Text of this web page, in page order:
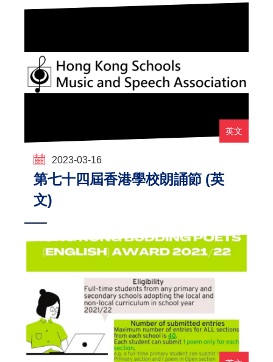
英文
2023-03-16
第七十四屆香港學校朗誦節 (英
文)